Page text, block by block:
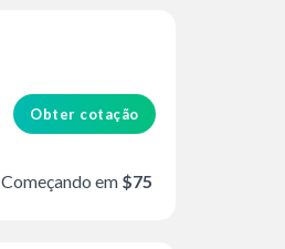
Obter cotação
Começando em $75